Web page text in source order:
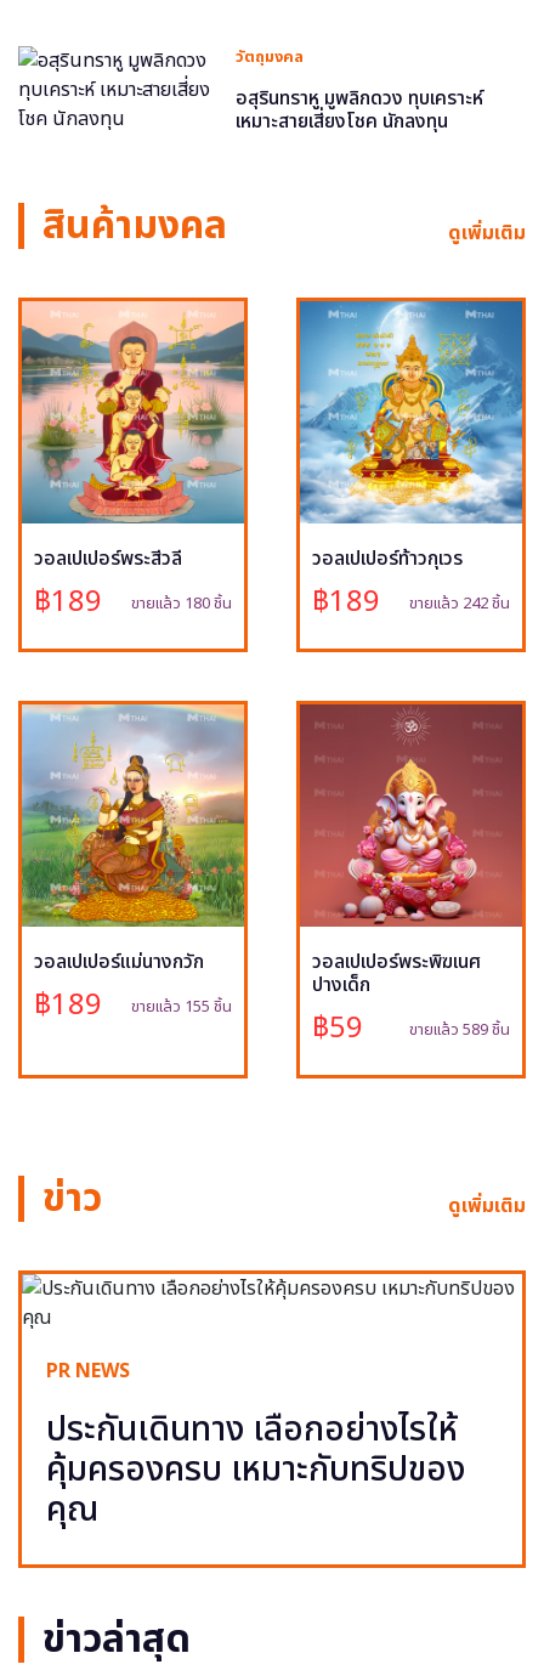
วัตถุมงคล
อสุรินทราหู มูพลิกดวง ทุบเคราะห์
เหมาะสายเสี่ยงโชค นักลงทุน
สินค้ามงคล ดูเพิ่มเติม
วอลเปเปอร์พระสีวลี
฿189 ขายแล้ว 180 ชิ้น
วอลเปเปอร์ท้าวกุเวร
฿189 ขายแล้ว 242 ชิ้น
วอลเปเปอร์แม่นางกวัก
฿189 ขายแล้ว 155 ชิ้น
วอลเปเปอร์พระพิฆเนศ
ปางเด็ก
฿59 ขายแล้ว 589 ชิ้น
ข่าว ดูเพิ่มเติม
PR NEWS
ประกันเดินทาง เลือกอย่างไรให้
คุ้มครองครบ เหมาะกับทริปของ
คุณ
ข่าวล่าสุด